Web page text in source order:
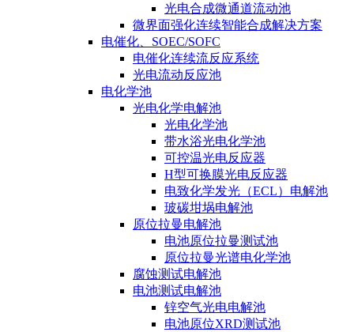
光电合成微通道流动池
微界面强化连续智能合成解决方案
电催化、SOEC/SOFC
电催化连续流反应系统
光电流动反应池
电化学池
光电化学电解池
光电化学池
带水浴光电化学池
可控温光电反应器
H型可换膜光电反应器
电致化学发光（ECL）电解池
玻碳坩埚电解池
原位拉曼电解池
电池原位拉曼测试池
原位拉曼光谱电化学池
腐蚀测试电解池
电池测试电解池
锌空气光电电解池
电池原位XRD测试池